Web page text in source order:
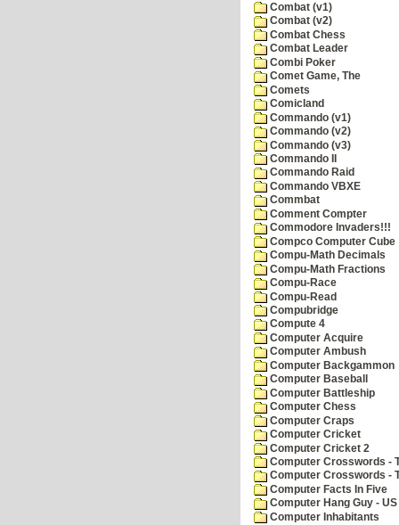
Combat (v1)
Combat (v2)
Combat Chess
Combat Leader
Combi Poker
Comet Game, The
Comets
Comicland
Commando (v1)
Commando (v2)
Commando (v3)
Commando II
Commando Raid
Commando VBXE
Commbat
Comment Compter
Commodore Invaders!!!
Compco Computer Cube
Compu-Math Decimals
Compu-Math Fractions
Compu-Race
Compu-Read
Compubridge
Compute 4
Computer Acquire
Computer Ambush
Computer Backgammon
Computer Baseball
Computer Battleship
Computer Chess
Computer Craps
Computer Cricket
Computer Cricket 2
Computer Crosswords -
Computer Crosswords -
Computer Facts In Five
Computer Hang Guy -
Computer Inhabitants